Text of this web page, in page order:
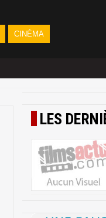
CINÉMA
LES